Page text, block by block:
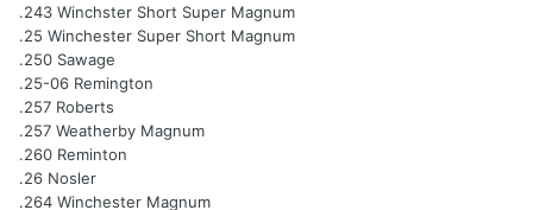
.243 Winchster Short Super Magnum
.25 Winchester Super Short Magnum
.250 Sawage
.25-06 Remington
.257 Roberts
.257 Weatherby Magnum
.260 Reminton
.26 Nosler
.264 Winchester Magnum